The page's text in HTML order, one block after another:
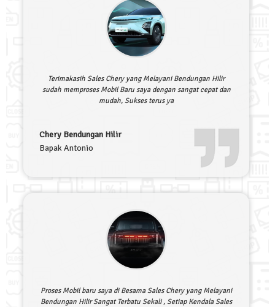
Terimakasih Sales Chery yang Melayani Bendungan Hilir
sudah memproses Mobil Baru saya dengan sangat cepat dan
mudah, Sukses terus ya
Chery Bendungan Hilir
Bapak Antonio
Proses Mobil baru saya di Besama Sales Chery yang Melayani
Bendungan Hilir Sangat Terbatu Sekali , Setiap Kendala Sales